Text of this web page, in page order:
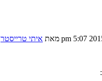
מאת איתי טרייסטר